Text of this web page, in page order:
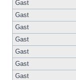
Gast
Gast
Gast
Gast
Gast
Gast
Gast